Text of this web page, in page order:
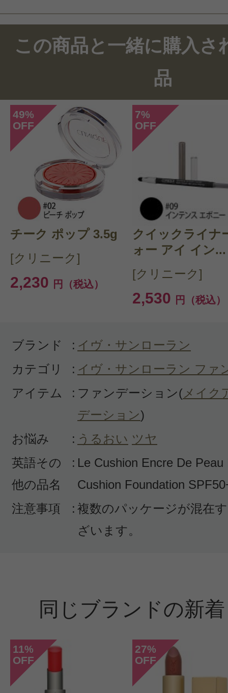
このコスメのレビューを書いて
クチコミを投稿する
CT 会員様は、
マイページの「購
らクチコミ投稿すると1 商品に
ントプレゼント！
この商品と一緒に購入さ
品
49%
OFF
チーク ポップ 3.5g
[クリニーク]
2,230 円（税込）
7%
OFF
クイックライナ
ォー アイ イン...
[クリニーク]
2,530 円（税込）
ブランド : イヴ・サンローラン
カテゴリ
: イヴ・サンローラン ファ
アイテム
: ファンデーション(メイク
デーション)
お悩み
: うるおい ツヤ
英語その
他の品名
: Le Cushion Encre De
Cushion Foundation
注意事項
: 複数のパッケージが混在
ざいます。
同じブランドの新
11%
OFF
27%
OFF